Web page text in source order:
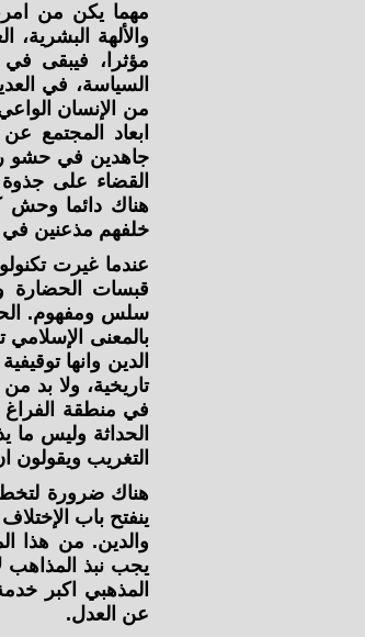
مهما يكن من
والألهة
مؤثرا، فيبقى
السياسة، في
من الإنسان
ابعاد المجتمع
جاهدين في حشو
القضاء على جذوة
هناك دائما وحش
خلفهم مذعنين في
عندما غيرت
قبسات الحضارة
سلس ومفهوم.
بالمعنى الإسلامي
الدين وانها
تاريخية، ولا بد
في منطقة الفراغ
الحداثة وليس ما
التغريب ويقولون
هناك ضرورة
ينفتح باب
والدين. من هذا
يجب نبذ المذاهب
المذهبي اكبر
عن العدل.